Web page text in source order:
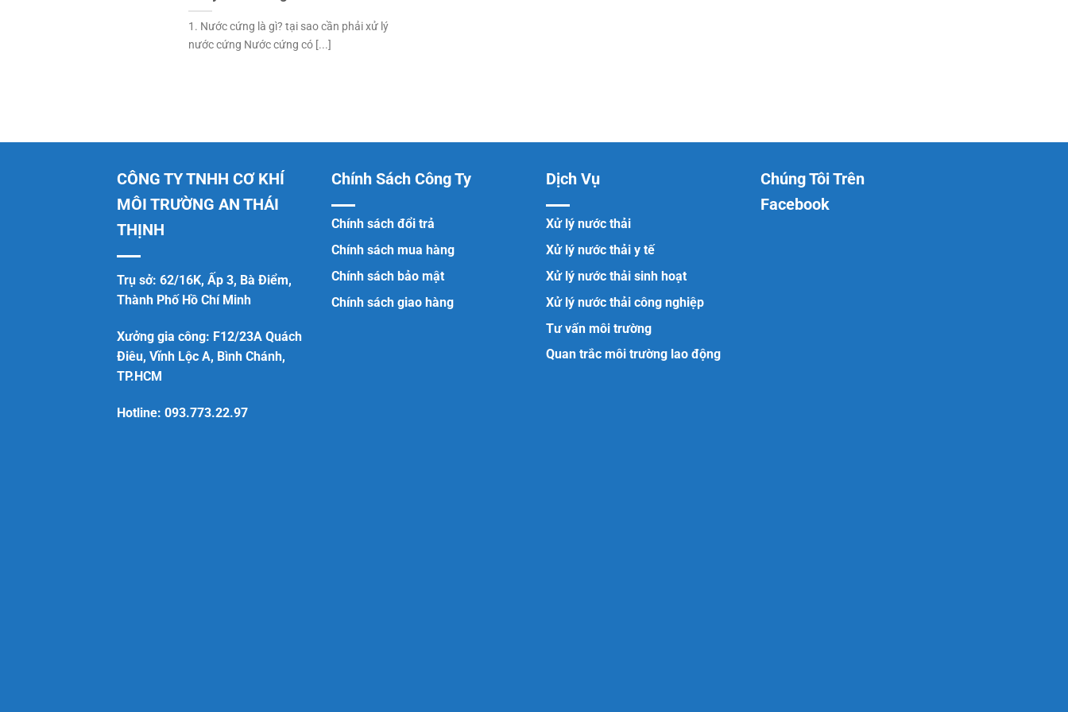
1. Nước cứng là gì? tại sao cần phải xử lý
nước cứng Nước cứng có [...]
CÔNG TY TNHH CƠ KHÍ
MÔI TRƯỜNG AN THÁI
THỊNH
Trụ sở: 62/16K, Ấp 3, Bà Điểm,
Thành Phố Hồ Chí Minh
Xưởng gia công: F12/23A Quách
Điêu, Vĩnh Lộc A, Bình Chánh,
TP.HCM
Hotline: 093.773.22.97
Chính Sách Công Ty
Chính sách đổi trả
Chính sách mua hàng
Chính sách bảo mật
Chính sách giao hàng
Dịch Vụ
Xử lý nước thải
Xử lý nước thải y tế
Xử lý nước thải sinh hoạt
Xử lý nước thải công nghiệp
Tư vấn môi trường
Quan trắc môi trường lao động
Chúng Tôi Trên
Facebook